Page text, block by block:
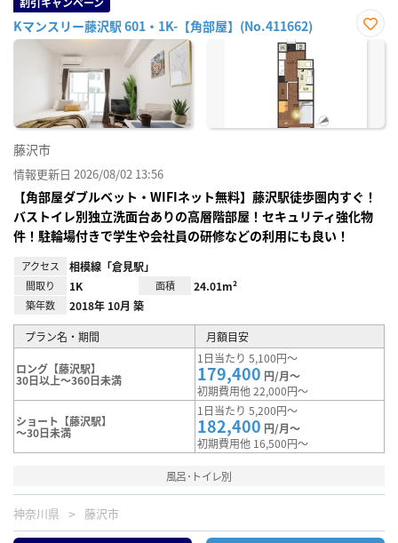
Kマンスリー藤沢駅 601・1K-【角部屋】(No.411662)
お気
藤沢市
情報更新日 2026/08/02 13:56
【角部屋ダブルベット・WIFIネット無料】藤沢駅徒歩圏内すぐ！
バストイレ別独立洗面台ありの高層階部屋！セキュリティ強化物
件！駐輪場付きで学生や会社員の研修などの利用にも良い！
アクセス 相模線「倉見駅」
間取り 1K 面積 24.01m²
築年数 2018年 10月 築
プラン名・期間 月額目安
ロング【藤沢駅】
30日以上～360日未満
1日当たり 5,100円～
179,400 円/月～
初期費用他 22,000円～
ショート【藤沢駅】
～30日未満
1日当たり 5,200円～
182,400 円/月～
初期費用他 16,500円～
風呂･トイレ別
神奈川県 藤沢市